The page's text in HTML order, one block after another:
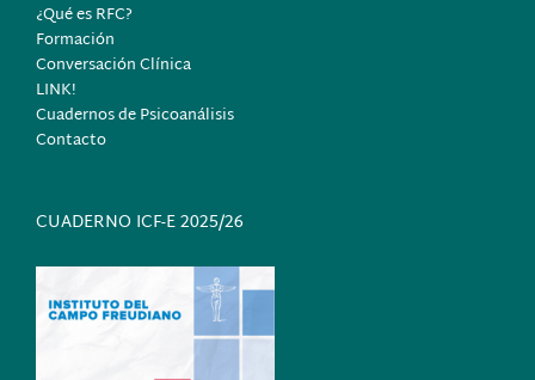
¿Qué es RFC?
Formación
Conversación Clínica
LINK!
Cuadernos de Psicoanálisis
Contacto
CUADERNO ICF-E 2025/26